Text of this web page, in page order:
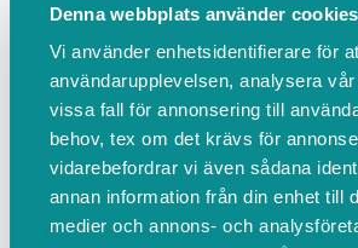
Denna webbplats använder cookies
Vi använder enhetsidentifierare för
användarupplevelsen, analysera
vissa fall för annonsering till
behov, tex om det krävs för
vidarebefordrar vi även sådana
annan information från din enhet till
medier och annons- och
Fransförlängning där jag
traditionella singeltekniken
Volume. Denna teknik är helt
skadar inte dina naturliga
Mer info